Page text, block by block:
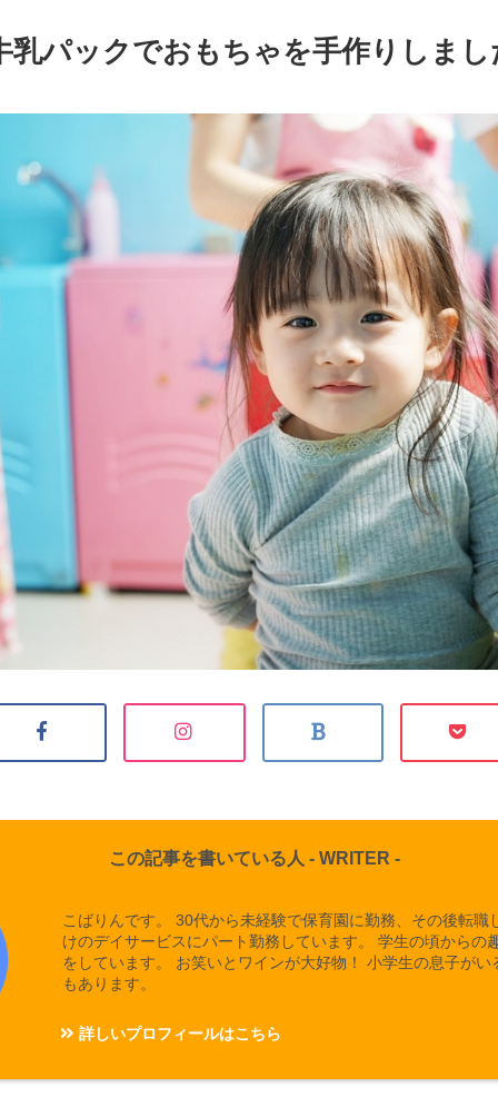
乳パックでおもちゃを手作りしまし
この記事を書いている人 - WRITER -
こばりんです。 30代から未経験で保育園に勤務、その後転職
けのデイサービスにパート勤務しています。 学生の頃からの
をしています。 お笑いとワインが大好物！ 小学生の息子がい
もあります。
詳しいプロフィールはこちら